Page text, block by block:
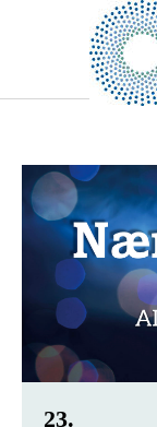
23.